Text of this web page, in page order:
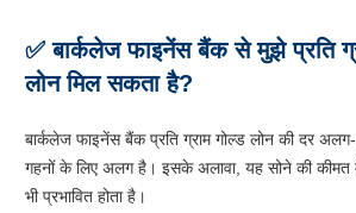
✅ बार्कलेज फाइनेंस बैंक से मुझे प्रति
लोन मिल सकता है?
बार्कलेज फाइनेंस बैंक प्रति ग्राम गोल्ड लोन की दर
गहनों के लिए अलग है। इसके अलावा, यह सोने की कीमत
भी प्रभावित होता है।